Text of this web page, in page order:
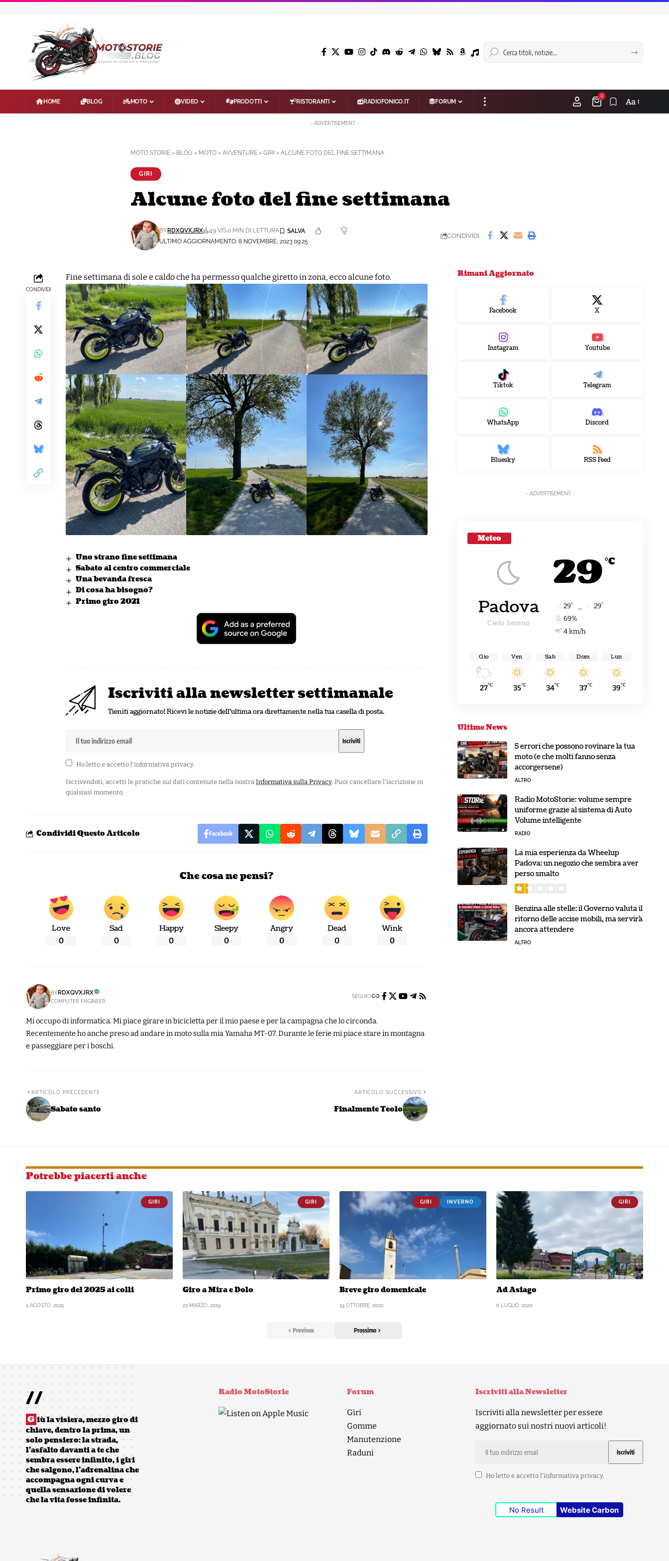
HOME BLOG MOTO VIDEO PRODOTTI RISTORANTI RADIOFONICO.IT FORUM
0
Aa
- ADVERTISEMENT -
MOTO STORIE > BLOG > MOTO > AVVENTURE > GIRI > ALCUNE FOTO DEL FINE SETTIMANA
GIRI
Alcune foto del fine settimana
ULTIMO AGGIORNAMENTO: 8 NOVEMBRE, 2023 09:25
BYRDXQVXJRX 49 VIS.0 MIN DI LETTURA
CONDIVIDI
CONDIVIDI
Fine settimana di sole e caldo che ha permesso qualche giretto in zona, ecco alcune foto.
Uno strano fine settimana
Sabato al centro commerciale
Una bevanda fresca
Di cosa ha bisogno?
Primo giro 2021
Iscriviti alla newsletter settimanale
Tieniti aggiornato! Ricevi le notizie dell'ultima ora direttamente nella tua casella di posta.
Ho letto e accetto l'informativa privacy.
Iscrivendoti, accetti le pratiche sui dati contenute nella nostra Informativa sulla Privacy. Puoi cancellare l'iscrizione in
qualsiasi momento.
Condividi Questo Articolo Facebook
Che cosa ne pensi?
Love
0
Sad
0
Happy
0
Sleepy
0
Angry
0
Dead
0
Wink
0
BY RDXQVXJRX
COMPUTER ENGINEER
SEGUICI
Mi occupo di informatica. Mi piace girare in bicicletta per il mio paese e per la campagna che lo circonda.
Recentemente ho anche preso ad andare in moto sulla mia Yamaha MT-07. Durante le ferie mi piace stare in montagna
e passeggiare per i boschi.
ARTICOLO PRECEDENTE
Sabato santo
ARTICOLO SUCCESSIVO
Finalmente Teolo
Rimani Aggiornato
Facebook X
Instagram Youtube
Tiktok Telegram
WhatsApp Discord
Bluesky RSS Feed
- ADVERTISEMENT -
Meteo
29 °C
Padova
Cielo Sereno
29° 29°
69%
4 km/h
Gio
27°C
Ven
35°C
Sab
34°C
Dom
37°C
Lun
39°C
Ultime News
5 errori che possono rovinare la tua
moto (e che molti fanno senza
accorgersene)
ALTRO
Radio MotoStorie: volume sempre
uniforme grazie al sistema di Auto
Volume intelligente
RADIO
La mia esperienza da Wheelup
Padova: un negozio che sembra aver
perso smalto
Benzina alle stelle: il Governo valuta il
ritorno delle accise mobili, ma servirà
ancora attendere
ALTRO
Potrebbe piacerti anche
GIRI
Primo giro del 2025 ai colli
5 AGOSTO, 2025
GIRI
Giro a Mira e Dolo
23 MARZO, 2019
GIRI INVERNO
Breve giro domenicale
19 OTTOBRE, 2020
GIRI
Ad Asiago
6 LUGLIO, 2020
Previous Prossimo
//
G iù la visiera, mezzo giro di
chiave, dentro la prima, un
solo pensiero: la strada,
l’asfalto davanti a te che
sembra essere infinito, i giri
che salgono, l’adrenalina che
accompagna ogni curva e
quella sensazione di volere
che la vita fosse infinita.
Radio MotoStorie Forum
Giri
Gomme
Manutenzione
Raduni
Iscriviti alla Newsletter
Iscriviti alla newsletter per essere
aggiornato sui nostri nuovi articoli!
Ho letto e accetto l'informativa privacy.
No Result Website Carbon